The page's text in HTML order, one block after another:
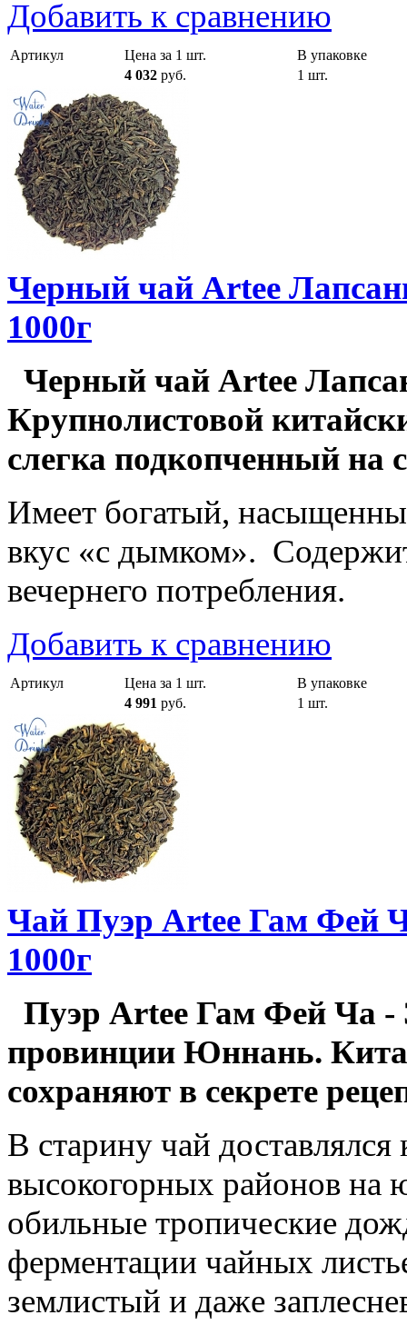
Добавить к сравнению
Артикул Цена за 1 шт.
В упаковке
4 032 руб. 1 шт.
Черный чай Artee
1000г
Черный чай Artee
Крупнолистовой
слегка подкопченный на
Имеет богатый,
вкус «с дымком».
вечернего потребления.
Добавить к сравнению
Артикул Цена за 1 шт.
В упаковке
4 991 руб. 1 шт.
Чай Пуэр Artee Гам Фей
1000г
Пуэр Artee Гам Фей Ча -
провинции Юннань.
сохраняют в секрете
В старину чай
высокогорных районов
обильные тропические
ферментации чайных
землистый и даже